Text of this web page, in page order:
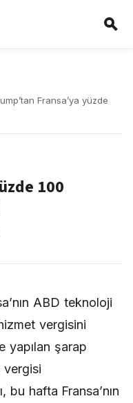
Fransa’ya yüzde
100
ABD teknoloji
vergisini
yapılan şarap
vergisi
bu hafta Fransa’nın